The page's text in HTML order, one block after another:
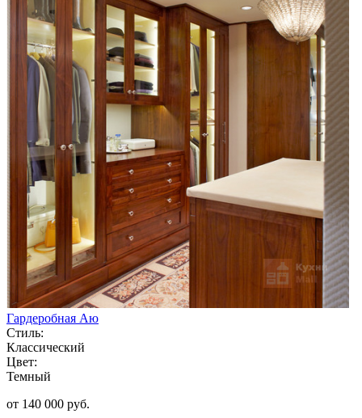
Гардеробная Аю
Стиль:
Классический
Цвет:
Темный
от 140 000 руб.